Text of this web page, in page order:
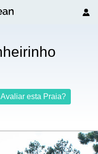
Avaliar esta Praia?